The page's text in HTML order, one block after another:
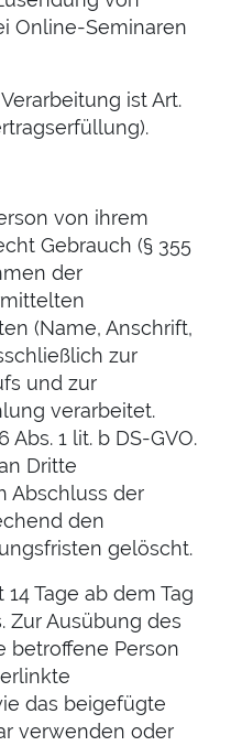
Online-Seminaren
ist Art.
von ihrem
Gebrauch (§ 355
der
(Name, Anschrift,
zur
und zur
verarbeitet.
1 lit. b DS-GVO.
Dritte
Abschluss der
den
gelöscht.
Tage ab dem Tag
Zur Ausübung des
betroffene Person
das beigefügte
verwenden oder